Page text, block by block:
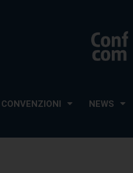
CONVENZIONI NEWS